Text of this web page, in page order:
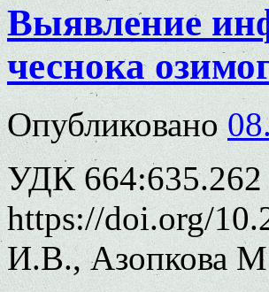
Выявление
чеснока
Опубликовано
УДК 664:635.262
https://doi.org/
И.В., Азопкова